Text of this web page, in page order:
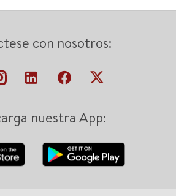
con nosotros:
nuestra App: